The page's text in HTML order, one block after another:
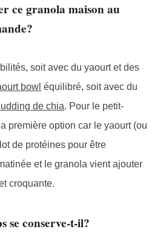
ce granola maison au
soit avec du yaourt et des
bowl équilibré, soit avec du
de chia. Pour le petit-
première option car le yaourt (ou
de protéines pour être
et le granola vient ajouter
croquante.
se conserve-t-il?